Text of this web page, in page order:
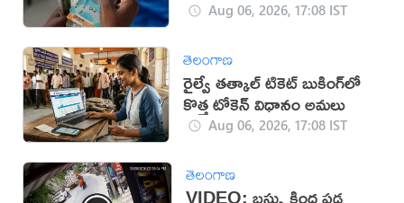
ప్ర‌భుత్వం..!
Aug 06, 2026, 17:08 IST
తెలంగాణ
రైల్వే తత్కాల్ టికెట్ బుకింగ్‌లో
కొత్త టోకెన్ విధానం అమలు
Aug 06, 2026, 17:08 IST
తెలంగాణ